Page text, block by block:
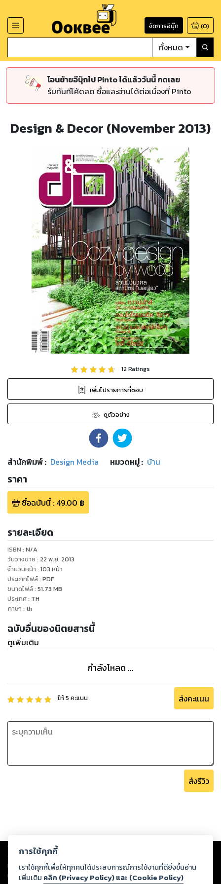
จัดการอีบุ๊ก (0)
ทั้งหมด
โอนย้ายอีบุ๊กไป Pinto ได้แล้ววันนี้ กดเลย
รับทันทีโค้ดลด ซื้อและอ่านได้ต่อเนื่องที่ Pinto
Design & Decor (November 2013)
12Ratings
เพิ่มไปรายการที่ชอบ
ดูตัวอย่าง
สำนักพิมพ์: Design Media หมวดหมู่: บ้าน
ราคา
ซื้อฉบับนี้: 49.00 ฿
รายละเอียด
ISBN : N/A
วันวางขาย : 22 พ.ย. 2013
จำนวนหน้า : 103 หน้า
ประเภทไฟล์: PDF
ขนาดไฟล์: 51.73 MB
ประเทศ: TH
ภาษา : th
ฉบับอื่นของนิตยสารนี้
ดูเพิ่มเติม
กำลังโหลด ...
ให้5 คะแนน ส่งคะแนน
ส่งรีวิว
Copyright © 2026
ต่อผลงานหรือเนื้อหาใดที่อัปโหลดผ่านเว็บไซต์และปรากฏว่าละเมิดสิทธิใน
ทรัพย์สินทางปัญญาของบุคคลอื่นหรือขัดต่อกฎหมายและศีลธรรม ดังนั้น ผู้อ่าน
ทุกท่านโปรดใช้วิจารณญาณในการกลั่นกรองด้วยตนเอง และหากท่านพบว่าส่วน
การใช้คุกกี้
เราใช้คุกกี้เพื่อให้ทุกคนได้ประสบการณ์การใช้งานที่ดียิ่งขึ้นอ่าน
เพิ่มเติม คลิก (Privacy Policy) และ (Cookie Policy)